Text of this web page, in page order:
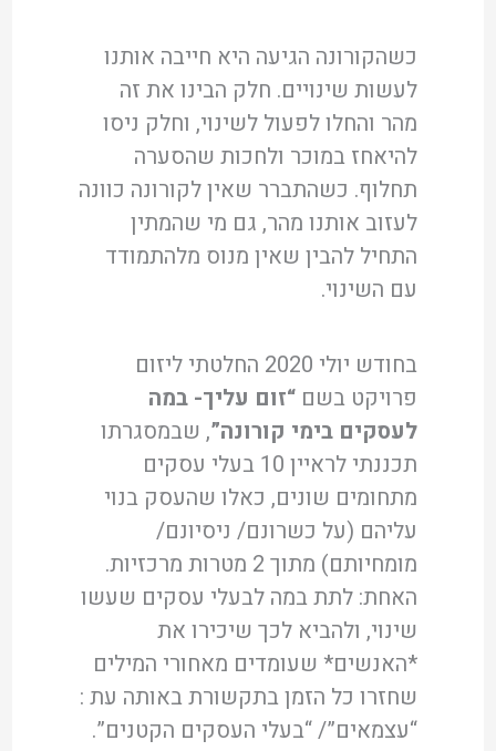
כשהקורונה הגיעה היא חייבה אותנו
לעשות שינויים. חלק הבינו את זה
מהר והחלו לפעול לשינוי, וחלק ניסו
להיאחז במוכר ולחכות שהסערה
תחלוף. כשהתברר שאין לקורונה כוונה
לעזוב אותנו מהר, גם מי שהמתין
התחיל להבין שאין מנוס מלהתמודד
עם השינוי.
בחודש יולי 2020 החלטתי ליזום
פרויקט בשם “זום עליך- במה
לעסקים בימי קורונה”, שבמסגרתו
תכננתי לראיין 10 בעלי עסקים
מתחומים שונים, כאלו שהעסק בנוי
עליהם (על כשרונם/ ניסיונם/
מומחיותם) מתוך 2 מטרות מרכזיות.
האחת: לתת במה לבעלי עסקים שעשו
שינוי, ולהביא לכך שיכירו את
*האנשים* שעומדים מאחורי המילים
שחזרו כל הזמן בתקשורת באותה עת :
“עצמאים”/ “בעלי העסקים הקטנים”.